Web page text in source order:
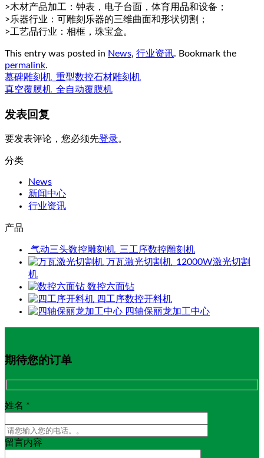
>木材产品加工：钟表，电子台面，体育用品和设备；
>乐器行业：可雕刻乐器的三维曲面和形状切割；
>工艺品行业：相框，珠宝盒。
This entry was posted in News, 行业资讯. Bookmark the
permalink.
墓碑雕刻机_重型数控石材雕刻机
真空覆膜机_全自动覆膜机
发表回复
要发表评论，您必须先登录。
分类
News
新闻中心
行业资讯
产品
气动三头数控雕刻机_三工序数控雕刻机
万瓦激光切割机_12000W激光切割
机
数控六面钻
四工序数控开料机
四轴保丽龙加工中心
期待您的订单
姓名 *
留言内容